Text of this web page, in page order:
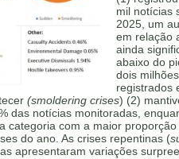
mil notícias
2025, um
em relação
ainda
abaixo do
dois
registrados
(smoldering crises) (2)
das notícias monitoradas,
categoria com a maior proporção
do ano. As crises repentinas (
apresentaram variações